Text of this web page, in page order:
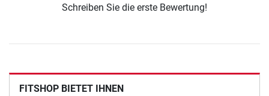
Schreiben Sie die erste Bewertung!
FITSHOP BIETET IHNEN